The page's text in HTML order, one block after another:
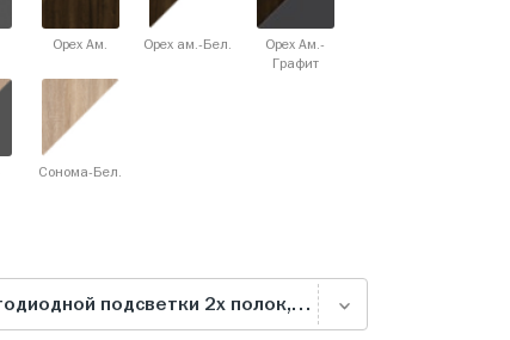
Орех Ам. Орех ам.-Бел.
Орех Ам.-
Графит
Сонома-Бел.
Комплект для торцевой светодиодной подсветки 2х полок, белая